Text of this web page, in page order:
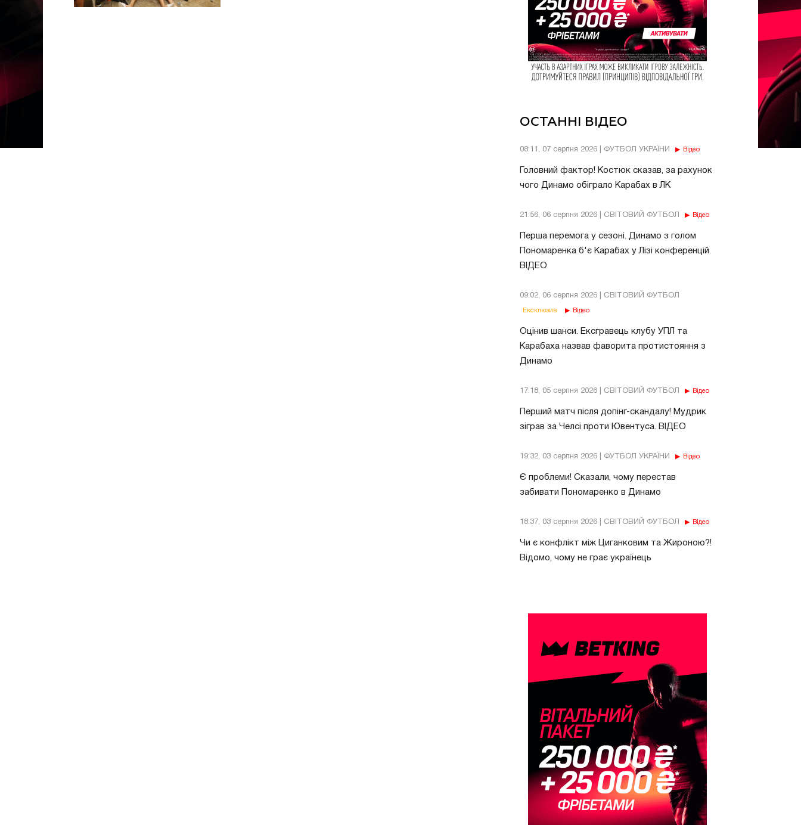
ОСТАННІ ВІДЕО
08:11, 07 серпня 2026 | ФУТБОЛ УКРАЇНИ Відео
Головний фактор! Костюк сказав, за рахунок
чого Динамо обіграло Карабах в ЛК
21:56, 06 серпня 2026 | СВІТОВИЙ ФУТБОЛ Відео
Перша перемога у сезоні. Динамо з голом
Пономаренка б'є Карабах у Лізі конференцій.
ВІДЕО
09:02, 06 серпня 2026 | СВІТОВИЙ ФУТБОЛ
Ексклюзив Відео
Оцінив шанси. Ексгравець клубу УПЛ та
Карабаха назвав фаворита протистояння з
Динамо
17:18, 05 серпня 2026 | СВІТОВИЙ ФУТБОЛ Відео
Перший матч після допінг-скандалу! Мудрик
зіграв за Челсі проти Ювентуса. ВІДЕО
19:32, 03 серпня 2026 | ФУТБОЛ УКРАЇНИ Відео
Є проблеми! Сказали, чому перестав
забивати Пономаренко в Динамо
18:37, 03 серпня 2026 | СВІТОВИЙ ФУТБОЛ Відео
Чи є конфлікт між Циганковим та Жироною?!
Відомо, чому не грає українець